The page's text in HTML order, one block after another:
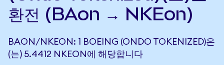
환전 (BAon → NKEon)
BAON/NKEON: 1 BOEING (ONDO TOKENIZED)은
(는) 5.4412 NKEON에 해당합니다